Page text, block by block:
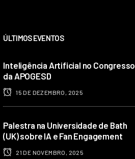
ÚLTIMOS EVENTOS
Inteligência Artificial no Congresso
da APOGESD
15 DE DEZEMBRO, 2025
Palestra na Universidade de Bath
(UK) sobre IA e Fan Engagement
21 DE NOVEMBRO, 2025